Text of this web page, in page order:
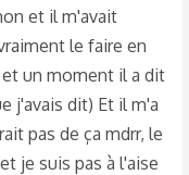
et il m'avait
le faire en
un moment il a dit
j'avais dit) Et il m'a
pas de ça mdrr, le
je suis pas à l'aise